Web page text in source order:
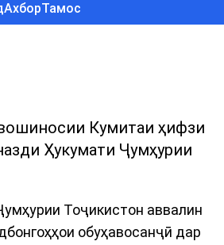
АхборТамос
Кумитаи ҳифзи
Ҳукумати Ҷумҳурии
Тоҷикистон аввалин
обуҳавосанҷӣ дар